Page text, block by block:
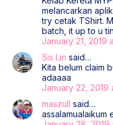
melancarkan
try cetak TShirt.
batch, it up to u
January 21, 2019
Sis Lin said…
Kita belum claim
adaaaa
January 22, 2019
maszull said…
assalamualaikum